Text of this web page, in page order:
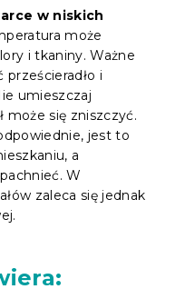
w niskich
może
i tkaniny. Ważne
prześcieradło i
umieszczaj
może się zniszczyć.
jest to
a
W
zaleca się jednak